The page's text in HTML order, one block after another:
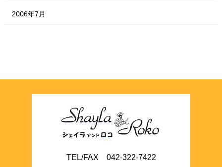
2006年7月
TEL/FAX 042-322-7422